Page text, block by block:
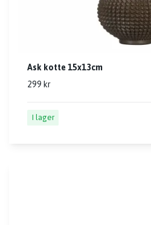
Ask kotte 15x13cm
299 kr
I lager